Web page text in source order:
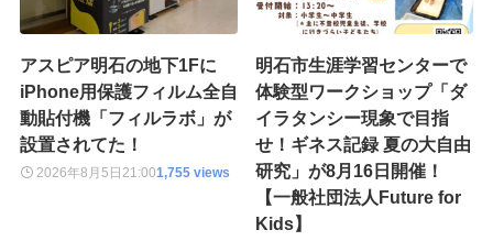
アスピア明石の地下1Fに
iPhone用保護フィルム全自
動貼付機「フィルラボ」が
設置されてた！
2026年8月5日 21:001,755 views
明石市生涯学習センターで
体験型ワークショップ「ダ
イラタンシー現象で目指
せ！ギネス記録 夏の大自由
研究」が8月16日開催！
【一般社団法人Future for
Kids】